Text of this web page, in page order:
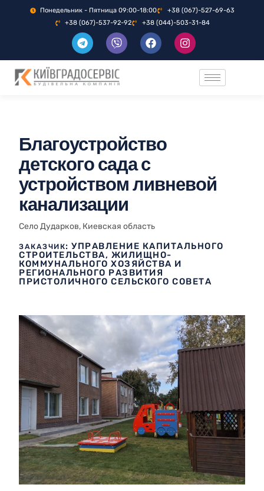
Понедельник - Пятница 09:00-18:00
+38 (067)-527-69-63
+38 (067)-537-92-92
+38 (044)-503-31-84
Благоустройство
детского сада с
устройством ливневой
канализации
Село Дударков, Киевская область
ЗАКАЗЧИК: УПРАВЛЕНИЕ КАПИТАЛЬНОГО
СТРОИТЕЛЬСТВА, ЖИЛИЩНО-
КОММУНАЛЬНОГО ХОЗЯЙСТВА И
РЕГИОНАЛЬНОГО РАЗВИТИЯ
ПРИСТОЛИЧНОГО СЕЛЬСКОГО СОВЕТА